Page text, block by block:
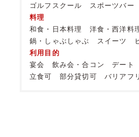
ゴルフスクール
スポーツバー
料理
和食・日本料理
洋食・西洋料
鍋・しゃぶしゃぶ
スイーツ
利用目的
宴会
飲み会・合コン デート
立食可
部分貸切可 バリアフ